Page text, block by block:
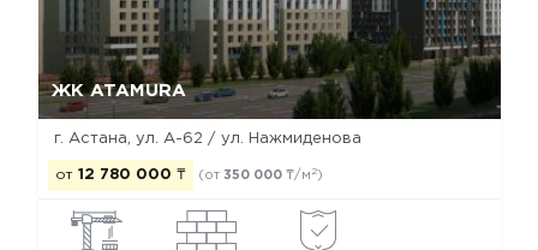
ЖК ATAMURA
г. Астана, ул. А-62 / ул. Нажмиденова
от 12 780 000 ₸ (от 350 000 ₸/м 2)
Да, удалить Отмена